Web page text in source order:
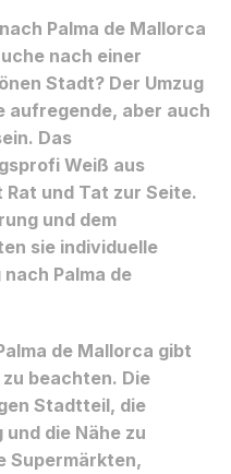
Palma de Mallorca
nach einer
Stadt? Der Umzug
aufregende, aber auch
Das
Weiß aus
und Tat zur Seite.
und dem
sie individuelle
Palma de
de Mallorca gibt
beachten. Die
Stadtteil, die
die Nähe zu
Supermärkten,